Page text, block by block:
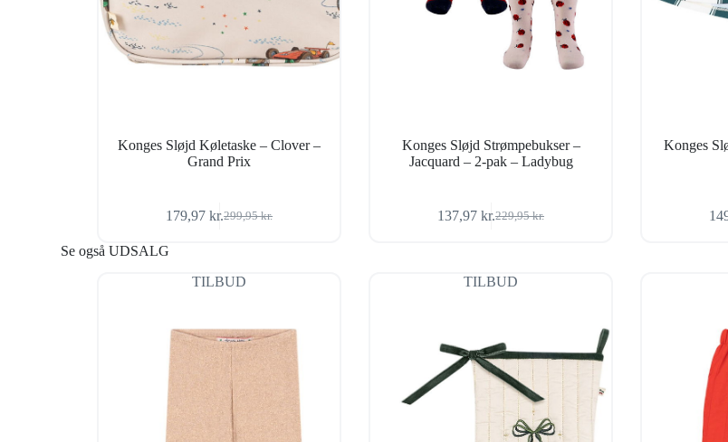
Konges Sløjd Køletaske – Clover –
Grand Prix
299,95kr.
Den
299,95 kr..
179,97kr.Den
179,97 kr..
Konges Sløjd Strømpebukser –
Jacquard – 2-pak – Ladybug
229,95kr.
Den
229,95 kr..
137,97kr.Den
137,97 kr..
Konges
Se også UDSALG
TILBUD TILBUD